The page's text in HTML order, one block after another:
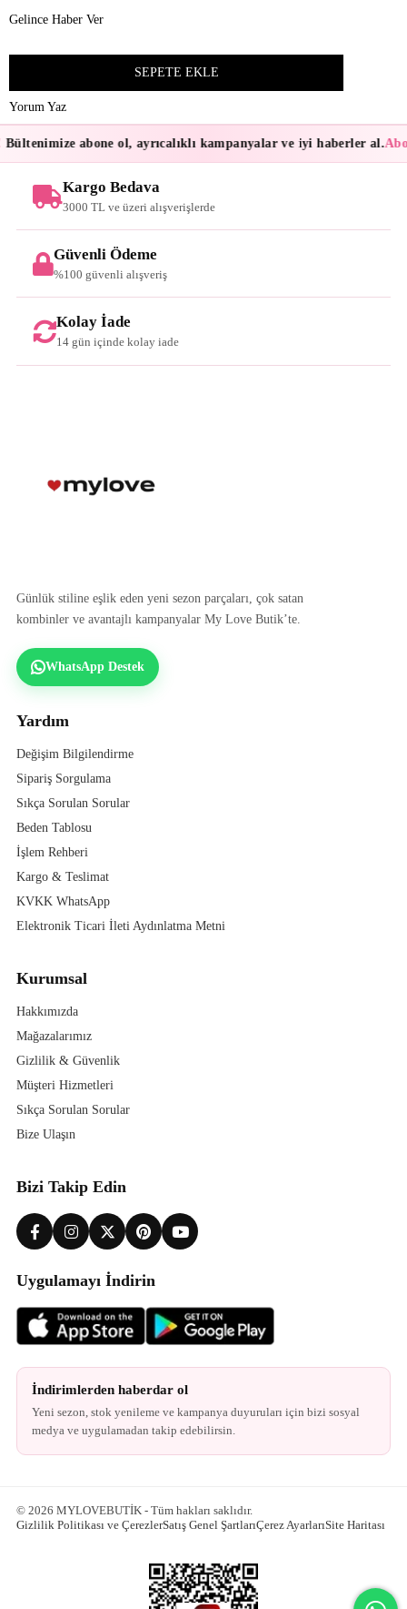
Gelince Haber Ver
Yorum Yaz
abone ol, ayrıcalıklı kampanyalar ve iyi haberler al.
Kargo Bedava
3000 TL ve üzeri alışverişlerde
Güvenli Ödeme
%100 güvenli alışveriş
Kolay İade
14 gün içinde kolay iade
Günlük stiline eşlik eden yeni sezon parçaları, çok satan
kombinler ve avantajlı kampanyalar My Love Butik’te.
WhatsApp Destek
Yardım
Değişim Bilgilendirme
Sipariş Sorgulama
Sıkça Sorulan Sorular
Beden Tablosu
İşlem Rehberi
Kargo & Teslimat
KVKK WhatsApp
Elektronik Ticari İleti Aydınlatma Metni
Kurumsal
Hakkımızda
Mağazalarımız
Gizlilik & Güvenlik
Müşteri Hizmetleri
Sıkça Sorulan Sorular
Bize Ulaşın
Bizi Takip Edin
Uygulamayı İndirin
İndirimlerden haberdar ol
Yeni sezon, stok yenileme ve kampanya duyuruları için bizi sosyal
medya ve uygulamadan takip edebilirsin.
© 2026 MYLOVEBUTİK - Tüm hakları saklıdır.
Gizlilik Politikası ve ÇerezlerSatış Genel ŞartlarıÇerez AyarlarıSite Haritası